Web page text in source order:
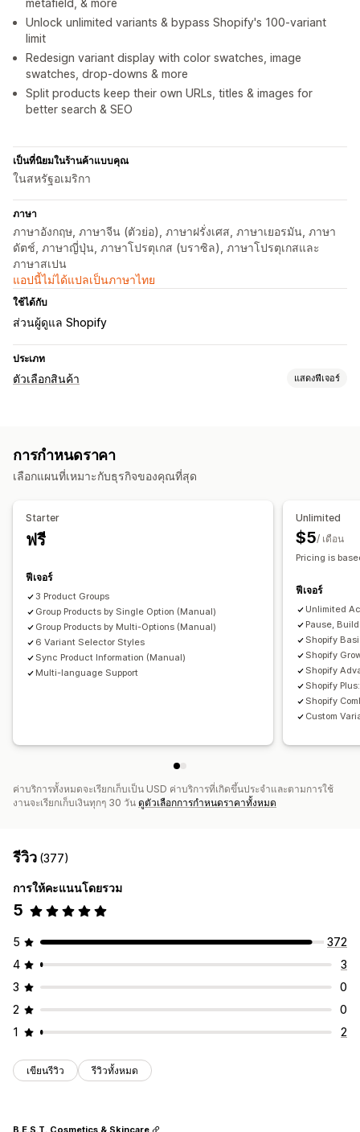
metafield, & more
Unlock unlimited variants & bypass Shopify's 100-variant
limit
Redesign variant display with color swatches, image
swatches, drop-downs & more
Split products keep their own URLs, titles & images for
better search & SEO
เป็นที่นิยมในร้านค้าแบบคุณ
ในสหรัฐอเมริกา
ภาษา
ภาษาอังกฤษ, ภาษาจีน (ตัวย่อ), ภาษาฝรั่งเศส, ภาษาเยอรมัน, ภาษา
ดัตช์, ภาษาญี่ปุ่น, ภาษาโปรตุเกส (บราซิล), ภาษาโปรตุเกสและ
ภาษาสเปน
แอปนี้ไม่ได้แปลเป็นภาษาไทย
ใช้ได้กับ
ส่วนผู้ดูแล Shopify
ประเภท
ตัวเลือกสินค้า แสดงฟีเจอร์
นำเข้าและส่งออก การแสดงตัวแปร
การกำหนดราคา
เลือกแผนที่เหมาะกับธุรกิจของคุณที่สุด
Starter
ฟรี
ฟีเจอร์
3 Product Groups
Group Products by Single Option (Manual)
Group Products by Multi-Options (Manual)
6 Variant Selector Styles
Sync Product Information (Manual)
Multi-language Support
Unlimited
$5/ เดือน
Pricing is
ฟีเจอร์
Unlimited
Pause,
Shopify
Shopify
Shopify
Shopify
Shopify
Custom
ค่าบริการทั้งหมดจะเรียกเก็บเป็น USD ค่าบริการที่เกิดขึ้นประจำและตามการใช้
งานจะเรียกเก็บเงินทุกๆ 30 วัน ดูตัวเลือกการกำหนดราคาทั้งหมด
รีวิว (377)
การให้คะแนนโดยรวม
5
5
372
4
3
3
0
2
0
1
2
เขียนรีวิว รีวิวทั้งหมด
B.E.S.T. Cosmetics & Skincare